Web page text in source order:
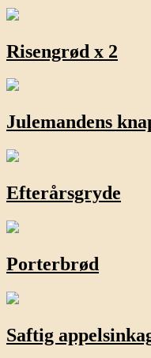
Risengrød x 2
Julemandens
Efterårsgryde
Porterbrød
Saftig